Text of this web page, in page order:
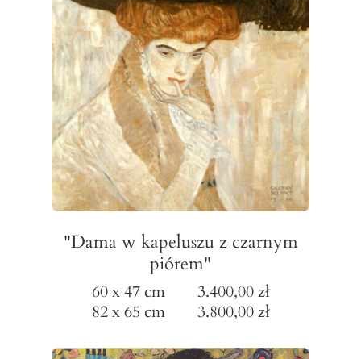
60 x 47 cm 3.400,00 zł
82 x 65 cm 3.800,00 zł
"Dama w kapeluszu z czarnym
piórem"